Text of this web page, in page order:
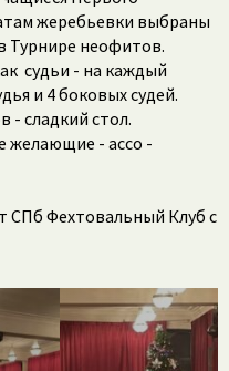
жеребьевки выбраны
Турнире неофитов.
судьи - на каждый
и 4 боковых судей.
- сладкий стол.
желающие - ассо -
СПб Фехтовальный Клуб с